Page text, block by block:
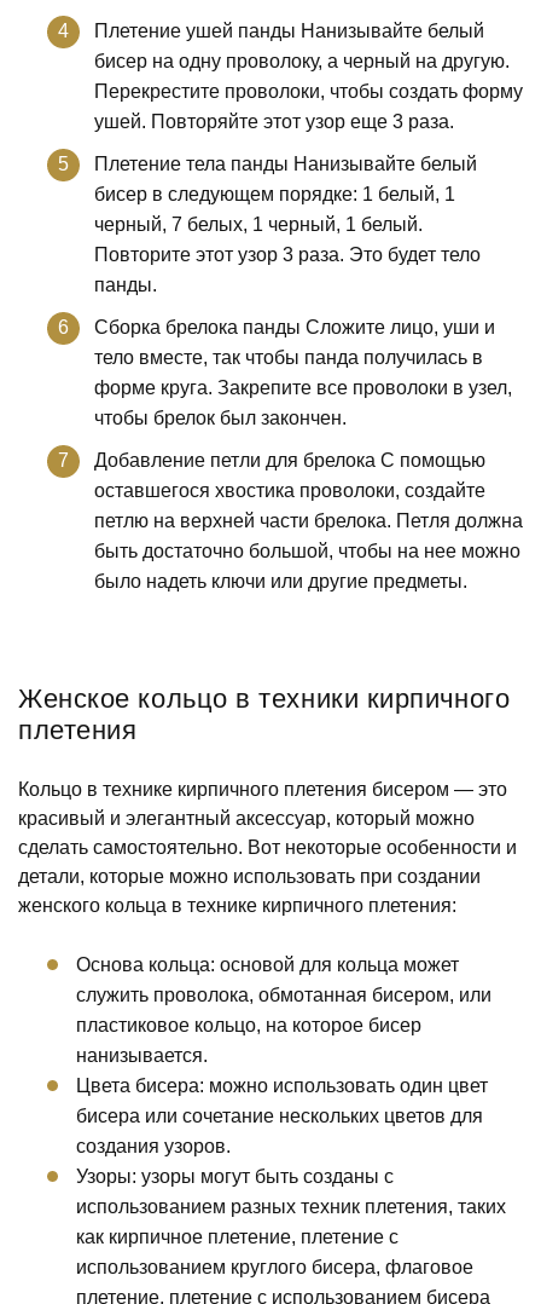
Плетение ушей панды Нанизывайте белый
бисер на одну проволоку, а черный на другую.
Перекрестите проволоки, чтобы создать форму
ушей. Повторяйте этот узор еще 3 раза.
Плетение тела панды Нанизывайте белый
бисер в следующем порядке: 1 белый, 1
черный, 7 белых, 1 черный, 1 белый.
Повторите этот узор 3 раза. Это будет тело
панды.
Сборка брелока панды Сложите лицо, уши и
тело вместе, так чтобы панда получилась в
форме круга. Закрепите все проволоки в узел,
чтобы брелок был закончен.
Добавление петли для брелока С помощью
оставшегося хвостика проволоки, создайте
петлю на верхней части брелока. Петля должна
быть достаточно большой, чтобы на нее можно
было надеть ключи или другие предметы.
Женское кольцо в техники кирпичного
плетения
Кольцо в технике кирпичного плетения бисером — это
красивый и элегантный аксессуар, который можно
сделать самостоятельно. Вот некоторые особенности и
детали, которые можно использовать при создании
женского кольца в технике кирпичного плетения:
Основа кольца: основой для кольца может
служить проволока, обмотанная бисером, или
пластиковое кольцо, на которое бисер
нанизывается.
Цвета бисера: можно использовать один цвет
бисера или сочетание нескольких цветов для
создания узоров.
Узоры: узоры могут быть созданы с
использованием разных техник плетения, таких
как кирпичное плетение, плетение с
использованием круглого бисера, флаговое
плетение, плетение с использованием бисера